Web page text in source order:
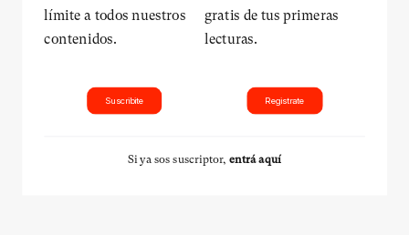
límite a todos nuestros
contenidos.
Suscribite
gratis de tus primeras
lecturas.
Registrate
Si ya sos suscriptor, entrá aquí